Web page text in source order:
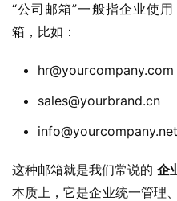
“公司邮箱”一般指企业使用
箱，比如：
hr@yourcompany.com
sales@yourbrand.cn
info@yourcompany.net
这种邮箱就是我们常说的 企
本质上，它是企业统一管理